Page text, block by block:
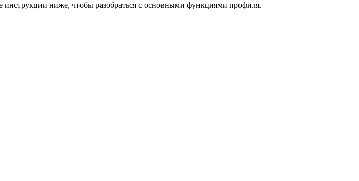
инструкции ниже, чтобы разобраться с основными функциями профиля.